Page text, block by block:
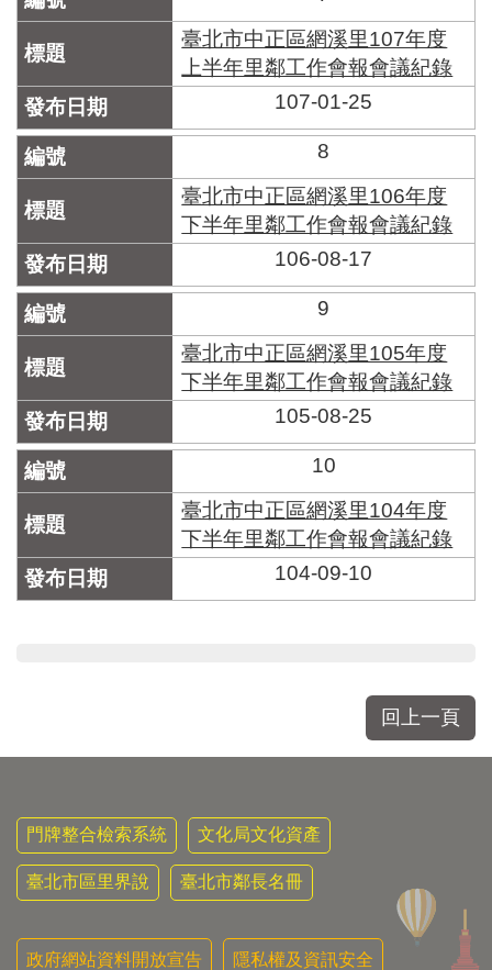
臺北市中正區網溪里107年度
上半年里鄰工作會報會議紀錄
107-01-25
8
臺北市中正區網溪里106年度
下半年里鄰工作會報會議紀錄
106-08-17
9
臺北市中正區網溪里105年度
下半年里鄰工作會報會議紀錄
105-08-25
10
臺北市中正區網溪里104年度
下半年里鄰工作會報會議紀錄
104-09-10
回上一頁
門牌整合檢索系統 文化局文化資產
臺北市區里界說 臺北市鄰長名冊
政府網站資料開放宣告 隱私權及資訊安全